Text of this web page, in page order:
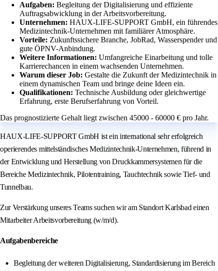
Aufgaben: Begleitung der Digitalisierung und effiziente
Auftragsabwicklung in der Arbeitsvorbereitung.
Unternehmen: HAUX-LIFE-SUPPORT GmbH, ein führendes
Medizintechnik-Unternehmen mit familiärer Atmosphäre.
Vorteile: Zukunftssichere Branche, JobRad, Wasserspender und
gute ÖPNV-Anbindung.
Weitere Informationen: Umfangreiche Einarbeitung und tolle
Karrierechancen in einem wachsenden Unternehmen.
Warum dieser Job: Gestalte die Zukunft der Medizintechnik in
einem dynamischen Team und bringe deine Ideen ein.
Qualifikationen: Technische Ausbildung oder gleichwertige
Erfahrung, erste Berufserfahrung von Vorteil.
Das prognostizierte Gehalt liegt zwischen 45000 - 60000 € pro Jahr.
HAUX-LIFE-SUPPORT GmbH ist ein international sehr erfolgreich
operierendes mittelständisches Medizintechnik-Unternehmen, führend in
der Entwicklung und Herstellung von Druckkammersystemen für die
Bereiche Medizintechnik, Pilotentraining, Tauchtechnik sowie Tief- und
Tunnelbau.
Zur Verstärkung unseres Teams suchen wir am Standort Karlsbad einen
Mitarbeiter Arbeitsvorbereitung (w/m/d).
Aufgabenbereiche
Begleitung der weiteren Digitalisierung, Standardisierung im Bereich